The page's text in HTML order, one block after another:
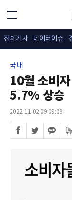
전체기사 데이터이슈
국내
10월 소비
5.7% 상승
2022-11-02 09:09:08